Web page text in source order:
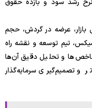
بازار، عرضه در گردش، حجم
تیم توسعه و نقشه راه
و تحلیل دقیق آن‌ها
و تصمیم‌گیری سرمایه‌گذار